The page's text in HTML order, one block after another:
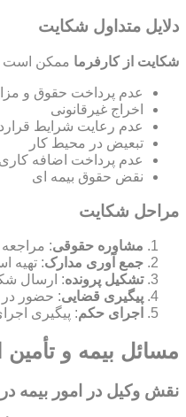
دلایل متداول شکایت
شکایت از کارفرما ممکن است
عدم پرداخت حقوق و
اخراج غیرقانونی
عدم رعایت شرایط
تبعیض در محیط کار
عدم پرداخت اضافه کاری
نقض حقوق بیمه ای
مراحل شکایت
مشاوره حقوقی:
جمع آوری مدارک: تهیه
تشکیل پرونده: ارسال
پیگیری قضایی: حضور
اجرای حکم: پیگیری
مسائل بیمه و تأمین
نقش وکیل در امور بیمه